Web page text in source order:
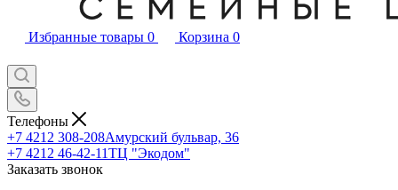
Избранные товары 0 Корзина 0
Телефоны
+7 4212 308-208Амурский бульвар, 36
+7 4212 46-42-11ТЦ "Экодом"
Заказать звонок